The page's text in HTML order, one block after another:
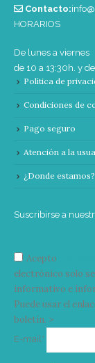
Contacto:
HORARIOS
De lunes a viernes
de 10 a 13:30h. y de
Política de
Condiciones de
Pago seguro
Atención a la
¿Donde estamos?
Suscribirse a
Acepto
electrónico solo
informativo e
Puede usar el
boletín. >
E-mail*